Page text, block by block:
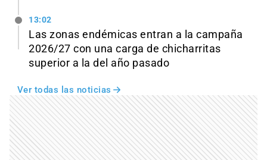
13:02
Las zonas endémicas entran a la campaña
2026/27 con una carga de chicharritas
superior a la del año pasado
Ver todas las noticias